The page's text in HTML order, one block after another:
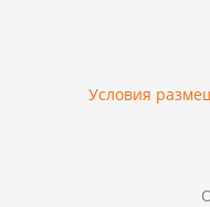
Условия